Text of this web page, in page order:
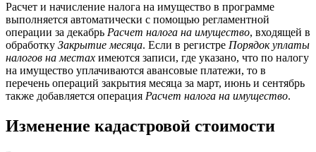
Расчет и начисление налога на имущество в программе
выполняется автоматически с помощью регламентной
операции за декабрь Расчет налога на имущество, входящей в
обработку Закрытие месяца. Если в регистре Порядок уплаты
налогов на местах имеются записи, где указано, что по налогу
на имущество уплачиваются авансовые платежи, то в
перечень операций закрытия месяца за март, июнь и сентябрь
также добавляется операция Расчет налога на имущество.
Изменение кадастровой стоимости